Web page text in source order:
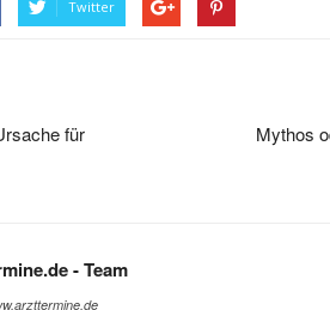
Twitter
für
Mythos
- Team